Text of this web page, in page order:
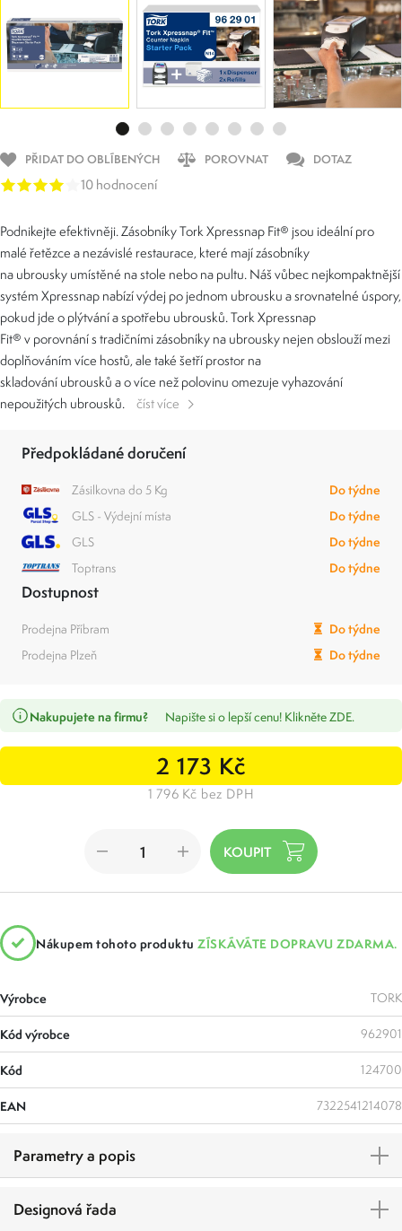
PŘIDAT DO OBLÍBENÝCH POROVNAT DOTAZ
10 hodnocení
Podnikejte efektivněji. Zásobníky Tork Xpressnap Fit® jsou ideální pro
malé řetězce a nezávislé restaurace, které mají zásobníky
na ubrousky umístěné na stole nebo na pultu. Náš vůbec nejkompaktnější
systém Xpressnap nabízí výdej po jednom ubrousku a srovnatelné úspory,
pokud jde o plýtvání a spotřebu ubrousků. Tork Xpressnap
Fit® v porovnání s tradičními zásobníky na ubrousky nejen obslouží mezi
doplňováním více hostů, ale také šetří prostor na
skladování ubrousků a o více než polovinu omezuje vyhazování
nepoužitých ubrousků.
číst více
Předpokládané doručení
Zásilkovna do 5 Kg
Do týdne
GLS - Výdejní místa
Do týdne
GLS
Do týdne
Toptrans
Do týdne
Dostupnost
Prodejna Příbram
Do týdne
Prodejna Plzeň
Do týdne
Nakupujete na firmu? Napište si o lepší cenu! Klikněte ZDE.
2 173 Kč
1 796 Kč bez DPH
Nákupem tohoto produktu ZÍSKÁVÁTE DOPRAVU ZDARMA.
Výrobce TORK
Kód výrobce 962901
Kód 124700
EAN 7322541214078
Parametry a popis
Designová řada